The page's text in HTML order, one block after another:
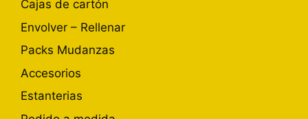
Cajas de cartón
Envolver – Rellenar
Packs Mudanzas
Accesorios
Estanterias